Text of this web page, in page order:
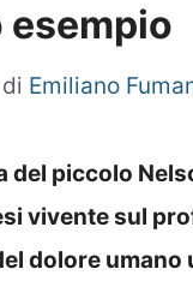
esempio
di Emiliano
del piccolo
vivente sul
dolore umano